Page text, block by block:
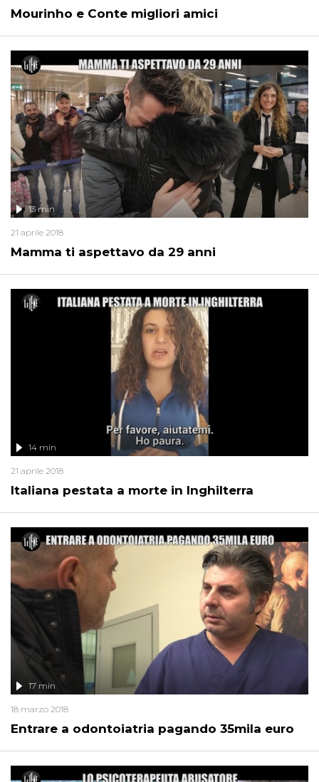
Mourinho e Conte migliori amici
Mamma ti aspettavo da 29 anni
13 min
21 aprile 2018
Italiana pestata a morte in Inghilterra
14 min
21 aprile 2018
Entrare a odontoiatria pagando 35mila euro
17 min
18 marzo 2018